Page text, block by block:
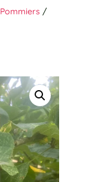
Pommiers /